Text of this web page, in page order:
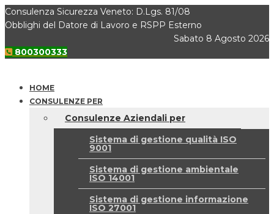
Consulenza Sicurezza Veneto: D.Lgs. 81/08
Obblighi del Datore di Lavoro e RSPP Esterno
Sabato 8 Agosto 2026
800300333
HOME
CONSULENZE PER
Consulenze Aziendali per
Sistema di gestione qualità ISO
9001
Sistema di gestione ambientale
ISO 14001
Sistema di gestione informazione
ISO 27001